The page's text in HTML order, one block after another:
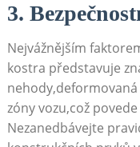
3.
Nejvážnějším
kostra představuje
zóny vozu,což
Nezanedbávejte